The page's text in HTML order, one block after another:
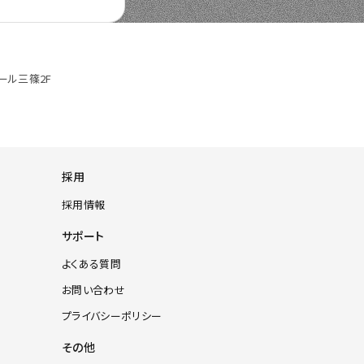
ル三篠2F
採用
採用情報
サポート
よくある質問
お問い合わせ
プライバシーポリシー
その他